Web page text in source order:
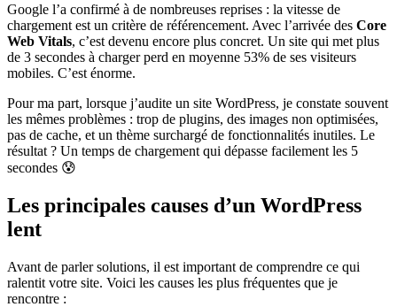
Google l’a confirmé à de nombreuses reprises : la vitesse de
chargement est un critère de référencement. Avec l’arrivée des Core
Web Vitals, c’est devenu encore plus concret. Un site qui met plus
de 3 secondes à charger perd en moyenne 53% de ses visiteurs
mobiles. C’est énorme.
Pour ma part, lorsque j’audite un site WordPress, je constate souvent
les mêmes problèmes : trop de plugins, des images non optimisées,
pas de cache, et un thème surchargé de fonctionnalités inutiles. Le
résultat ? Un temps de chargement qui dépasse facilement les 5
secondes 😰
Les principales causes d’un WordPress
lent
Avant de parler solutions, il est important de comprendre ce qui
ralentit votre site. Voici les causes les plus fréquentes que je
rencontre :